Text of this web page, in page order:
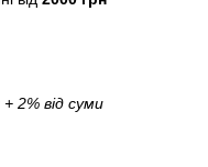
2% від суми